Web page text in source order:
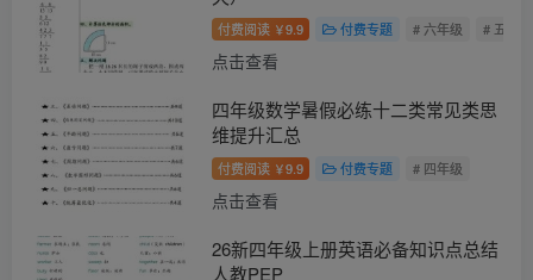
付费阅读 ￥9.9 付费专题 # 六年级 # 五年级
点击查看
四年级数学暑假必练十二类常见类思
维提升汇总
付费阅读 ￥9.9 付费专题 # 四年级
点击查看
26新四年级上册英语必备知识点总结
人教PEP